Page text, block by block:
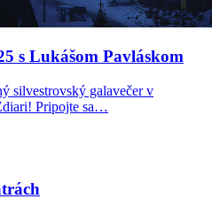
s Lukášom Pavláskom
silvestrovský galavečer v
Pripojte sa…